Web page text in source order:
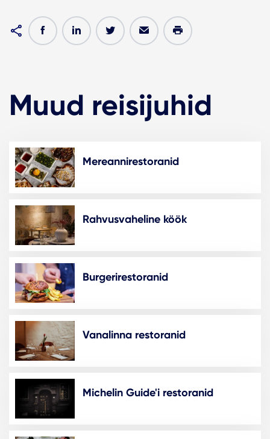
Muud reisijuhid
Mereannirestoranid
Rahvusvaheline köök
Burgerirestoranid
Vanalinna restoranid
Michelin Guide'i restoranid